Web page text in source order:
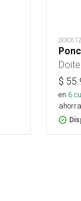
Doite
$
en 6